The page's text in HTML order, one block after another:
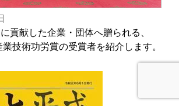
貢献した企業・団体へ贈られる、
技術功労賞の受賞者を紹介します。